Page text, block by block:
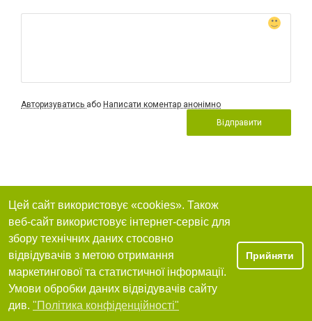
Авторизуватись або Написати коментар анонімно
Відправити
Цей сайт використовує «cookies». Також
веб-сайт використовує інтернет-сервіс для
збору технічних даних стосовно
відвідувачів з метою отримання
маркетингової та статистичної інформації.
Умови обробки даних відвідувачів сайту
див. "Політика конфіденційності"
Прийняти